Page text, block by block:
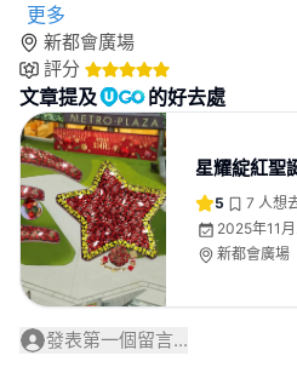
更多
新都會廣場
評分
文章提及 的好去處
星耀綻紅聖
5 7 人想
2025年11
新都會廣場
發表第一個留言...